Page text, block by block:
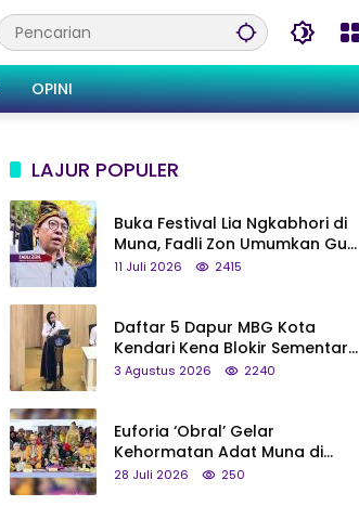
OPINI
LAJUR POPULER
Buka Festival Lia Ngkabhori di
Muna, Fadli Zon Umumkan Gua
Metanduno Segera Naik Status
11 Juli 2026 2415
Daftar 5 Dapur MBG Kota
Kendari Kena Blokir Sementara
dari Pusat
3 Agustus 2026 2240
Euforia ‘Obral’ Gelar
Kehormatan Adat Muna di
Silaturahmi KKMM, Ridwan Bae:
28 Juli 2026 250